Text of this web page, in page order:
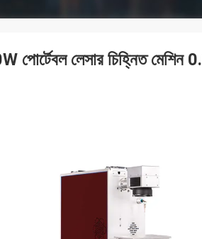
পোর্টেবল লেসার চিহ্নিত মেশিন